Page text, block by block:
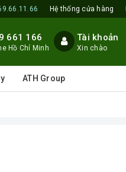
Hệ thống cửa hàng
661 166
Hồ Chí Minh
Tài khoản
Xin chào
ATH Group